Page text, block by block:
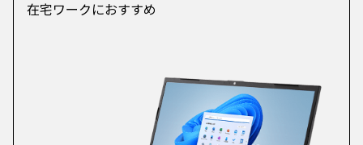
在宅ワークにおすすめ